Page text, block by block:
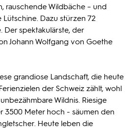
rauschende Wildbäche – und
Dazu stürzen 72
Der spektakulärste, der
Johann Wolfgang von Goethe
grandiose Landschaft, die heute
der Schweiz zählt, wohl
Wildnis. Riesige
3500 Meter hoch - säumen den
Heute leben die